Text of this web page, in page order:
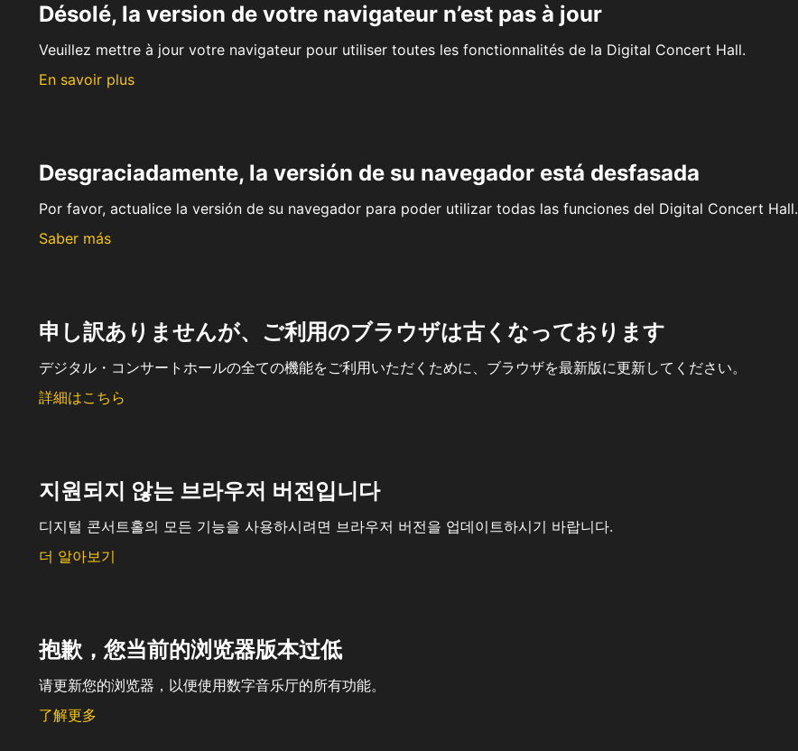
Désolé, la version de votre navigateur n’est pas à jour
Veuillez mettre à jour votre navigateur pour utiliser toutes les fonctionnalités de la Digital Concert Hall.
En savoir plus
Desgraciadamente, la versión de su navegador está desfasada
Por favor, actualice la versión de su navegador para poder utilizar todas las funciones del Digital Concert Hall.
Saber más
申し訳ありませんが、ご利用のブラウザは古くなっております
デジタル・コンサートホールの全ての機能をご利用いただくために、ブラウザを最新版に更新してください。
詳細はこちら
지원되지 않는 브라우저 버전입니다
디지털 콘서트홀의 모든 기능을 사용하시려면 브라우저 버전을 업데이트하시기 바랍니다.
더 알아보기
抱歉，您当前的浏览器版本过低
请更新您的浏览器，以便使用数字音乐厅的所有功能。
了解更多